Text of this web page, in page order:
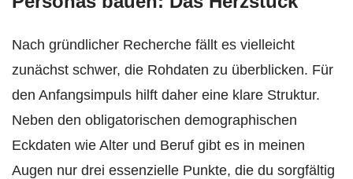
Nach gründlicher Recherche fällt es vielleicht
zunächst schwer, die Rohdaten zu überblicken. Für
den Anfangsimpuls hilft daher eine klare Struktur.
Neben den obligatorischen demographischen
Eckdaten wie Alter und Beruf gibt es in meinen
Augen nur drei essenzielle Punkte, die du sorgfältig